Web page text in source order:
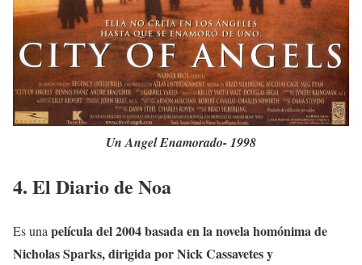
Un Angel Enamorado- 1998
4. El Diario de Noa
Es una película del 2004 basada en la novela homónima de
Nicholas Sparks, dirigida por Nick Cassavetes y